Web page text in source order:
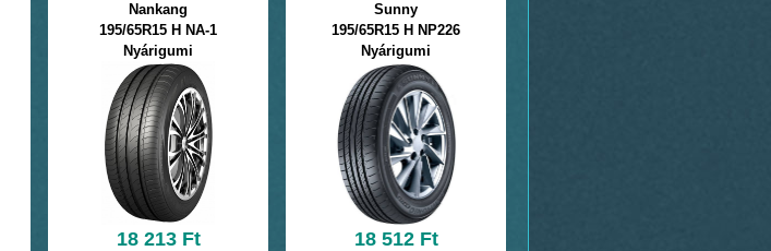
Nankang
195/65R15 H NA-1
Nyárigumi
18 213 Ft
Sunny
195/65R15 H NP226
Nyárigumi
18 512 Ft